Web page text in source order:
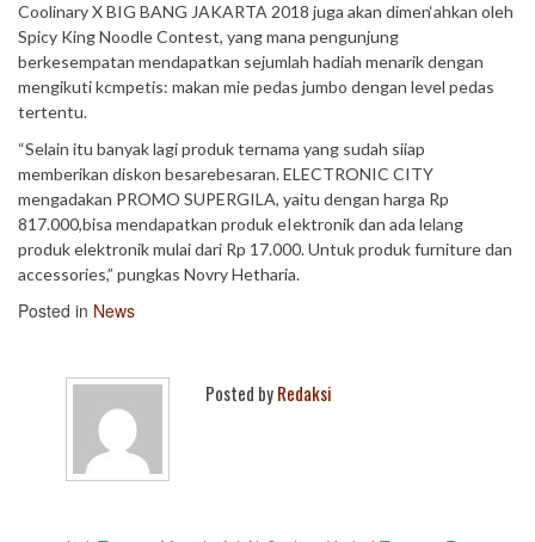
Coolinary X BIG BANG JAKARTA 2018 juga akan dimen‘ahkan oleh
Spicy King Noodle Contest, yang mana pengunjung
berkesempatan mendapatkan sejumlah hadiah menarik dengan
mengikuti kcmpetis: makan mie pedas jumbo dengan level pedas
tertentu.
“Selain itu banyak lagi produk ternama yang sudah siiap
memberikan diskon besarebesaran. ELECTRONIC CITY
mengadakan PROMO SUPERGILA, yaitu dengan harga Rp
817.000,bisa mendapatkan produk eIektronik dan ada lelang
produk elektronik mulai dari Rp 17.000. Untuk produk furniture dan
accessories,” pungkas Novry Hetharia.
Posted in News
Posted byRedaksi